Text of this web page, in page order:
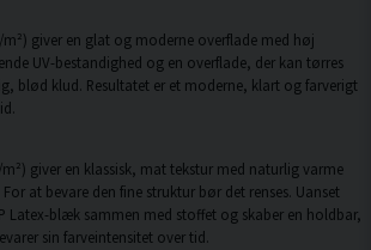
giver en glat og moderne overflade med høj
UV-bestandighed og en overflade, der kan tørres
blød klud. Resultatet er et moderne, klart og farverigt
giver en klassisk, mat tekstur med naturlig varme
at bevare den fine struktur bør det renses. Uanset
Latex-blæk sammen med stoffet og skaber en holdbar,
sin farveintensitet over tid.